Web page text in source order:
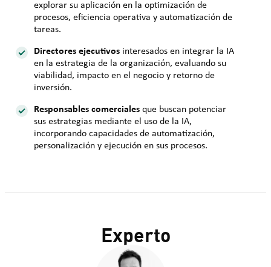
explorar su aplicación en la optimización de
procesos, eficiencia operativa y automatización de
tareas.
Directores ejecutivosinteresados en integrar la IA
en la estrategia de la organización, evaluando su
viabilidad, impacto en el negocio y retorno de
inversión.
Responsables comercialesque buscan potenciar
sus estrategias mediante el uso de la IA,
incorporando capacidades de automatización,
personalización y ejecución en sus procesos.
Experto